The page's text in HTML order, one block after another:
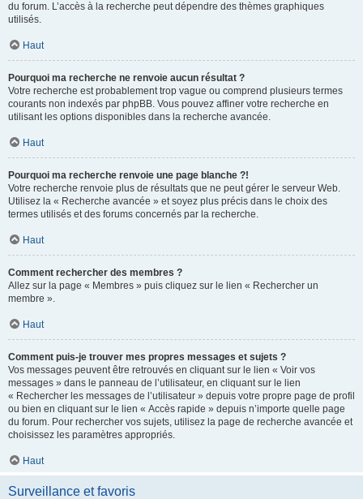
du forum. L’accès à la recherche peut dépendre des thèmes graphiques
utilisés.
Haut
Pourquoi ma recherche ne renvoie aucun résultat ?
Votre recherche est probablement trop vague ou comprend plusieurs termes
courants non indexés par phpBB. Vous pouvez affiner votre recherche en
utilisant les options disponibles dans la recherche avancée.
Haut
Pourquoi ma recherche renvoie une page blanche ?!
Votre recherche renvoie plus de résultats que ne peut gérer le serveur Web.
Utilisez la « Recherche avancée » et soyez plus précis dans le choix des
termes utilisés et des forums concernés par la recherche.
Haut
Comment rechercher des membres ?
Allez sur la page « Membres » puis cliquez sur le lien « Rechercher un
membre ».
Haut
Comment puis-je trouver mes propres messages et sujets ?
Vos messages peuvent être retrouvés en cliquant sur le lien « Voir vos
messages » dans le panneau de l’utilisateur, en cliquant sur le lien
« Rechercher les messages de l’utilisateur » depuis votre propre page de profil
ou bien en cliquant sur le lien « Accès rapide » depuis n’importe quelle page
du forum. Pour rechercher vos sujets, utilisez la page de recherche avancée et
choisissez les paramètres appropriés.
Haut
Surveillance et favoris